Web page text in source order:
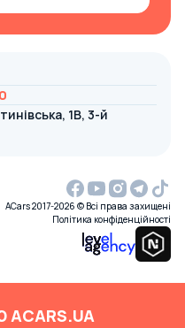
1В, 3-й
ACars 2017-2026 © Всі права захищені
Політика конфіденційності